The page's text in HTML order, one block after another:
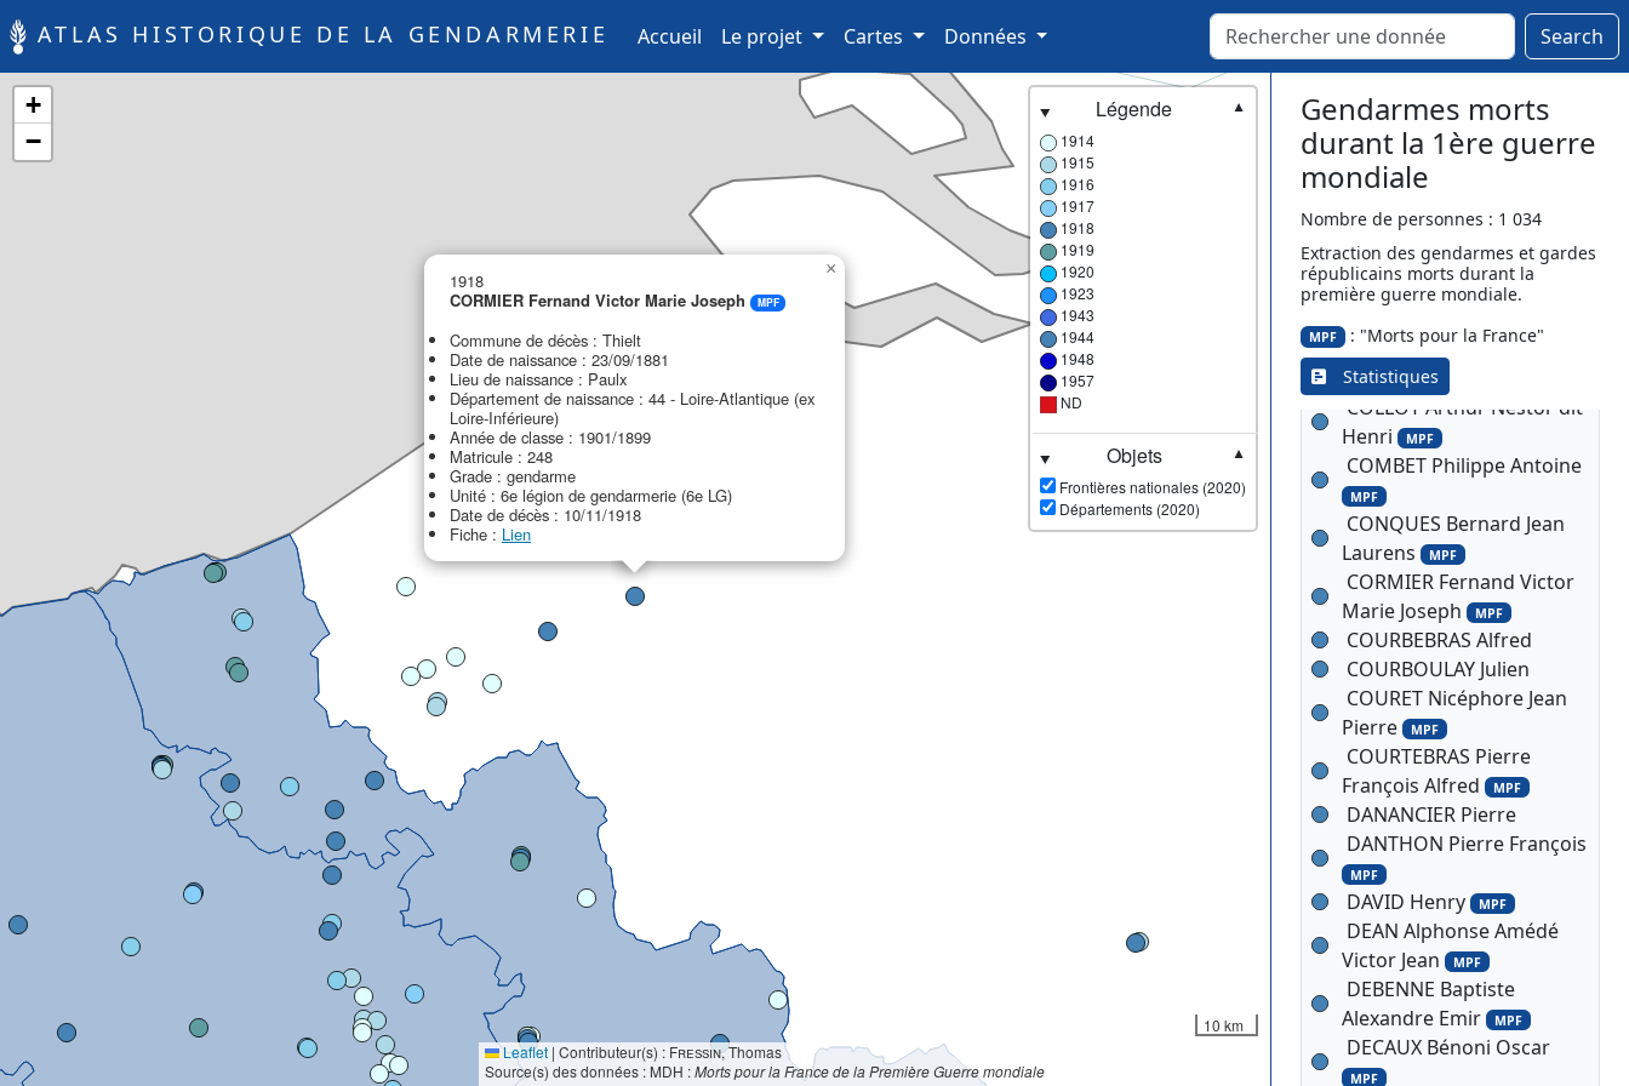
ATLAS HISTORIQUE DE LA GENDARMERIE Accueil (current)
Le projet Cartes Données Search
1918
CORMIER Fernand Victor Marie Joseph
MPF
Commune de décès : Thielt
Date de naissance : 23/09/1881
Lieu de naissance : Paulx
Département de naissance : 44 - Loire-Atlantique (ex
Loire-Inférieure)
Année de classe : 1901/1899
Matricule : 248
Grade : gendarme
Unité : 6e légion de gendarmerie (6e LG)
Date de décès : 10/11/1918
Fiche : Lien
×
+
−
Légende
▼
1914
1915
1916
1917
1918
1919
1920
1923
1943
1944
1948
1957
ND
Objets
▼
Frontières nationales (2020)
Départements (2020)
10 km
Leaflet | Contributeur(s) : Fressin, Thomas
Source(s) des données : MDH :Morts pour la France de la Première Guerre mondiale
Gendarmes morts
durant la 1ère guerre
mondiale
Nombre de personnes : 1 034
Extraction des gendarmes et gardes
républicains morts durant la
première guerre mondiale.
MPF : "Morts pour la France"
Statistiques
CHAUSSON Antonin MPF
CHAVAUX Louis Pierre
CHRETIEN Louis Francois
Marie
MPF
CLAIE Désiré Henri
Omer
CLAUZON Victor Joseph
Cyprien
Hilaire
MPF
COINE Edmond
COLLOT Arthur Nestor dit
Henri MPF
COMBET Philippe Antoine
MPF
CONQUES Bernard Jean
Laurens MPF
CORMIER Fernand Victor
Marie Joseph MPF
COURBEBRAS Alfred
COURBOULAY Julien
COURET Nicéphore Jean
Pierre MPF
COURTEBRAS Pierre
François Alfred MPF
DANANCIER Pierre
DANTHON Pierre François
MPF
DAVID Henry MPF
DEAN Alphonse Amédé
Victor Jean MPF
DEBENNE Baptiste
Alexandre Emir MPF
DECAUX Bénoni Oscar
MPF